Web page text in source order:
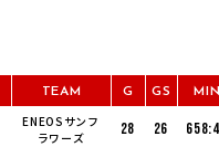
TEAM G GS
ENEOSサンフ
ラワーズ
28 26